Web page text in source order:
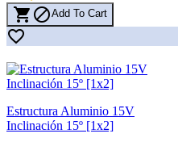
 Add To Cart

Estructura Aluminio 15V
Inclinación 15º [1x2]